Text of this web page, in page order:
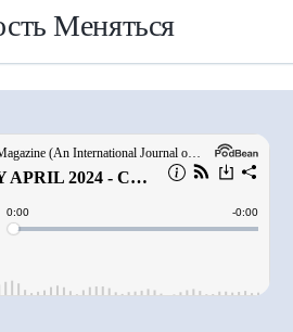
Меняться